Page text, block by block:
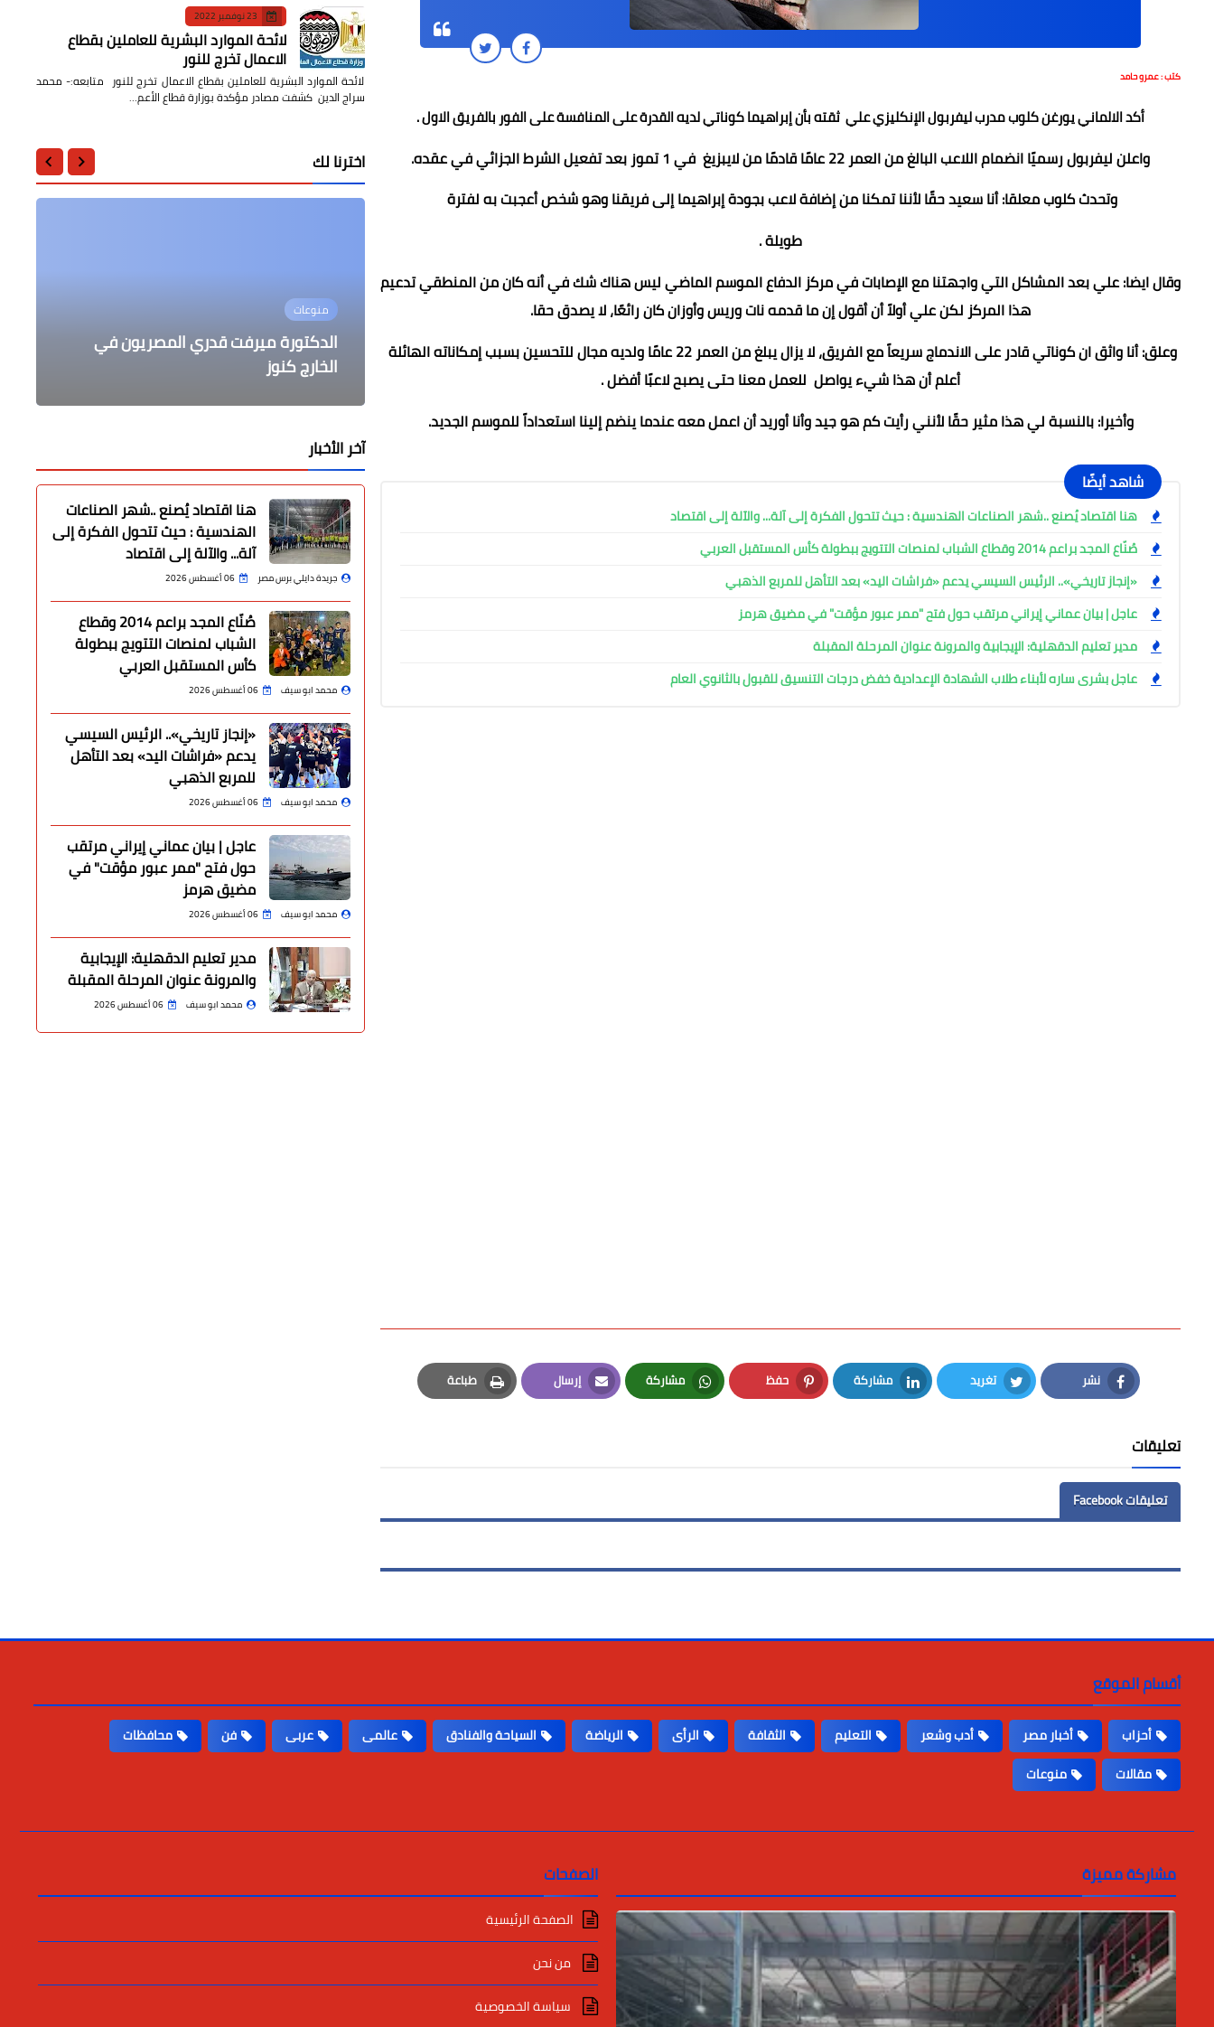
كتب : عمرو حامد
أكد الالماني يورغن كلوب مدرب ليفربول الإنكليزي علي ثقته بأن إبراهيما ​كوناتي لديه القدرة على المنافسة على الفور بالفريق الاول .
واعلن ليفربول رسميًا انضمام اللاعب البالغ من العمر 22 عامًا قادمًا من ​لايبزيغ في 1 تموز بعد تفعيل الشرط الجزائي في عقده.
وتحدث كلوب معلقا: أنا سعيد حقًا لأننا تمكنا من إضافة لاعب بجودة إبراهيما إلى فريقنا وهو شخص أعجبت به لفترة
طويلة .
وقال ايضا: علي بعد المشاكل التي واجهتنا مع الإصابات في مركز الدفاع الموسم الماضي ليس هناك شك في أنه كان من المنطقي تدعيم
هذا المركز لكن علي أولاً أن أقول إن ما قدمه نات وريس وأوزان كان رائعًا، لا يصدق حقا.
وعلق: أنا واثق ان كوناتي قادر على الاندماج سريعاً مع الفريق، لا يزال يبلغ من العمر 22 عامًا ولديه مجال للتحسين بسبب إمكاناته الهائلة
أعلم أن هذا شيء يواصل للعمل معنا حتى يصبح لاعبًا أفضل .
وأخيرا: بالنسبة لي هذا مثير حقًا لأنني رأيت كم هو جيد وأنا أوريد أن اعمل معه عندما ينضم إلينا استعداداً للموسم الجديد.
شاهد أيضًا
هنا اقتصاد يُصنع ..شهر الصناعات الهندسية : حيث تتحول الفكرة إلى آلة... والآلة إلى اقتصاد
صُنّاع المجد براعم 2014 وقطاع الشباب لمنصات التتويج ببطولة كأس المستقبل العربي
«إنجاز تاريخي».. الرئيس السيسي يدعم «فراشات اليد» بعد التأهل للمربع الذهبي
عاجل | بيان عماني إيراني مرتقب حول فتح "ممر عبور مؤقت" في مضيق هرمز
مدير تعليم الدقهلية: الإيجابية والمرونة عنوان المرحلة المقبلة
عاجل بشرى ساره لأبناء طلاب الشهادة الإعدادية خفض درجات التنسيق للقبول بالثانوي العام
نشر
Facebook
تغريد
Twitter
مشاركة
LinkedIn
حفظ
Pinterest
مشاركة
Whatsapp
إرسال
Email
طباعة
Print
تعليقات
تعليقات Facebook
23 نوفمبر 2022
لائحة الموارد البشرية للعاملين بقطاع
الاعمال تخرج للنور
لائحة الموارد البشرية للعاملين بقطاع الاعمال تخرج للنور متابعه:- محمد
سراج الدين كشفت مصادر مؤكدة بوزارة قطاع الأعم…
اخترنا لك
منوعات
الدكتورة ميرفت قدري المصريون في
الخارج كنوز
محافظات
المنوفية: إحالة 32 من العاملين لتغيبهم
وتركهم العمل بدون إذن رسمي
أخبار مصر
الرئيس السيسي يحتفي بذكرى تأسيس
جريدة الأهرام
مجتمع دايلي برس مصر
تهنئة بعيد الميلاد
محافظات
انتخب واطمّن "توافد المواطنين على
صندوق الاقتراع لليوم الثاني بالمنوفية
آخر الأخبار
هنا اقتصاد يُصنع ..شهر الصناعات
الهندسية : حيث تتحول الفكرة إلى
آلة... والآلة إلى اقتصاد
جريدة دايلي برس مصر 06 أغسطس 2026
صُنّاع المجد براعم 2014 وقطاع
الشباب لمنصات التتويج ببطولة
كأس المستقبل العربي
محمد ابو سيف 06 أغسطس 2026
«إنجاز تاريخي».. الرئيس السيسي
يدعم «فراشات اليد» بعد التأهل
للمربع الذهبي
محمد ابو سيف 06 أغسطس 2026
عاجل | بيان عماني إيراني مرتقب
حول فتح "ممر عبور مؤقت" في
مضيق هرمز
محمد ابو سيف 06 أغسطس 2026
مدير تعليم الدقهلية: الإيجابية
والمرونة عنوان المرحلة المقبلة
محمد ابو سيف 06 أغسطس 2026
أقسام الموقع
أحزاب أخبار مصر أدب وشعر التعليم الثقافة الرأى الرياضة السياحة والفنادق عالمى عربى فن
محافظات
مقالات
منوعات
مشاركة مميزة الصفحات
الصفحة الرئيسية
من نحن
سياسة الخصوصية